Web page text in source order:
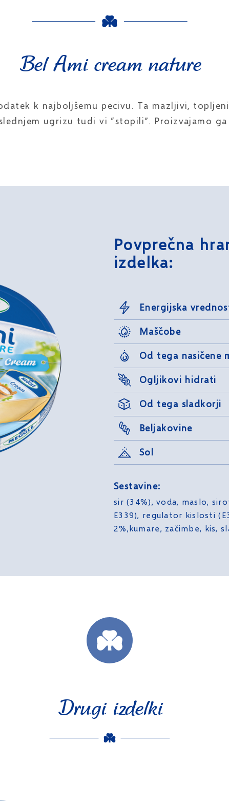
Bel Ami cream nature
k najboljšemu pecivu. Ta mazljivi,
ugrizu tudi vi “stopili”. Proizvajamo
Povprečna
izdelka:
Energijska
Maščobe
Od tega nasičene
Ogljikovi hidrati
Od tega sladkorji
Beljakovine
Sol
Sestavine:
sir (34%), voda, maslo,
E339), regulator kislosti
2%,kumare, začimbe, kis,
Drugi izdelki